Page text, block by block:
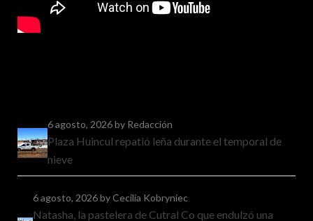
6 agosto, 2026by Redacción
Plaza Huincul repatió leña durante el temporal de
nieve
6 agosto, 2026by Cecilia Kobryniec
Natasha, la pastelera de Cutral Co que endulzó una